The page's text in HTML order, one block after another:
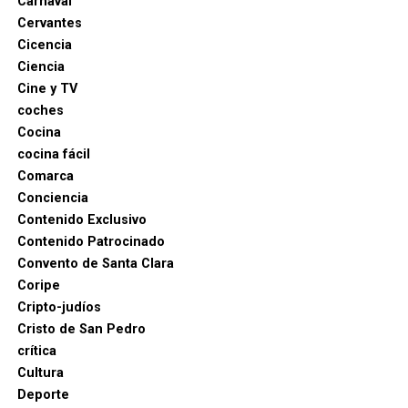
La operación adquiere así especial relevancia para
la Sierra Sur sevillana. No se trata únicamente de
que La Puebla de Cazalla figure entre las
localidades donde se practicaron registros: la
investigación está siendo dirigida judicialmente
desde Morón de la Frontera, situando una causa de
alcance nacional —con conexiones empresariales en
cuatro provincias y movimientos comerciales
internacionales— dentro del ámbito judicial más
próximo a la comarca.
La investigación continúa abierta, por lo que habrá
que esperar a la evolución de las diligencias para
conocer con mayor precisión el número de
sociedades y personas de La Puebla de Cazalla
afectadas, su función concreta dentro del entramado
y el destino judicial de los detenidos. Por ahora, no
he encontrado en las fuentes oficiales consultadas
datos que permitan identificar públicamente a las
Cervantes
Cicencia
Ciencia
Cine y TV
coches
Cocina
cocina fácil
Comarca
Conciencia
Contenido Exclusivo
Contenido Patrocinado
Convento de Santa Clara
Coripe
Cripto-judíos
Cristo de San Pedro
crítica
Cultura
Deporte